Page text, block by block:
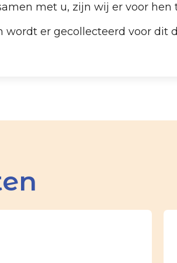
met u, zijn wij er voor
wordt er gecollecteerd voor dit